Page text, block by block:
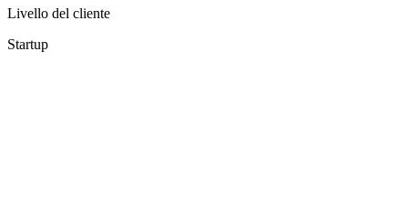
Livello del cliente
Startup